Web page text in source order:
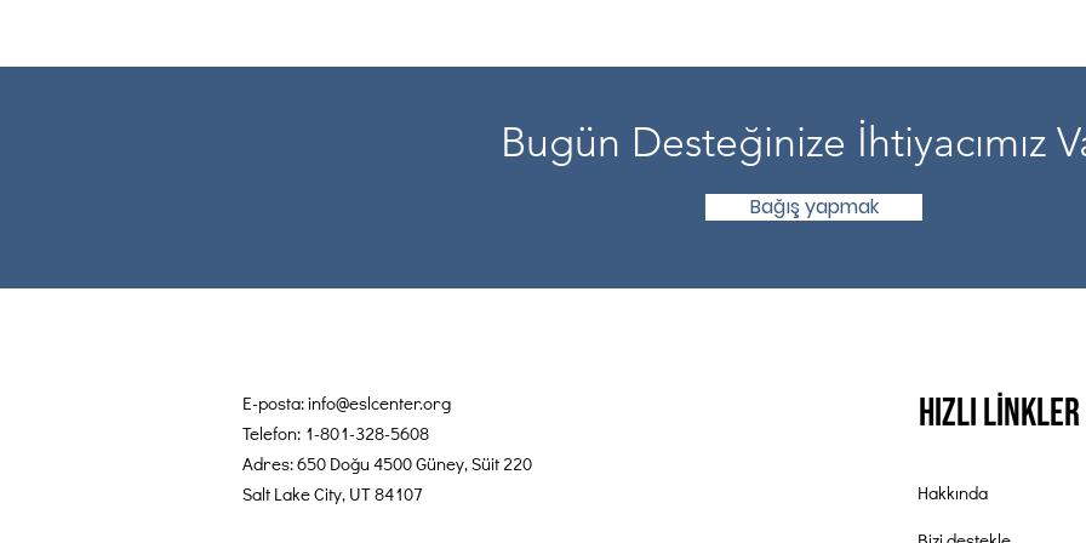
Bugün Desteğinize İhtiyacımız
Bağış yapmak
E-posta:info@eslcenter.org
Telefon: 1-801-328-5608
Adres: 650 Doğu 4500 Güney, Süit 220
Salt Lake City, UT 84107
Hızlı Linkler
Hakkında